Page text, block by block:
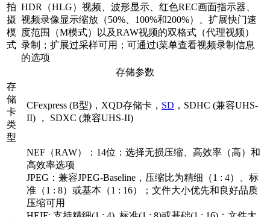
拍
摄
模
式
HDR（HLG）视频、波形显示、红色REC画面指示器、
视频录像显示缩放（50%、100%和200%）、扩展快门速
度范围（M模式）以及RAW视频的双格式（代理视频）
录制；扩展过采样可用；可通过i菜单查看视频录制信息
的选项
存储参数
存
储
卡
类
型
CFexpress (B型)，XQD存储卡， SD ，SDHC (兼容UHS-
II) ， SDXC (兼容UHS-II)
NEF（RAW）：14位：选择无损压缩、高效率（高）和
高效率选项
JPEG：兼容JPEG-Baseline，压缩比为精细（1 : 4）、标
准（1 : 8）或基本（1 : 16）；文件大小优先和良好品质
压缩可用